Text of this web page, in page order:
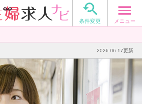

条件変更 メニュー
2026.06.17更新